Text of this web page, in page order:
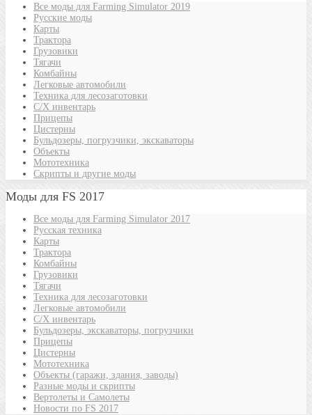
Все моды для Farming Simulator 2019
Русские моды
Карты
Трактора
Грузовики
Тягачи
Комбайны
Легковые автомобили
Техника для лесозаготовки
С/Х инвентарь
Прицепы
Цистерны
Бульдозеры, погрузчики, экскаваторы
Объекты
Мототехника
Скрипты и другие моды
Моды для FS 2017
Все моды для Farming Simulator 2017
Русская техника
Карты
Трактора
Комбайны
Грузовики
Тягачи
Техника для лесозаготовки
Легковые автомобили
С/Х инвентарь
Бульдозеры, экскаваторы, погрузчики
Прицепы
Цистерны
Мототехника
Объекты (гаражи, здания, заводы)
Разные моды и скрипты
Вертолеты и Самолеты
Новости по FS 2017